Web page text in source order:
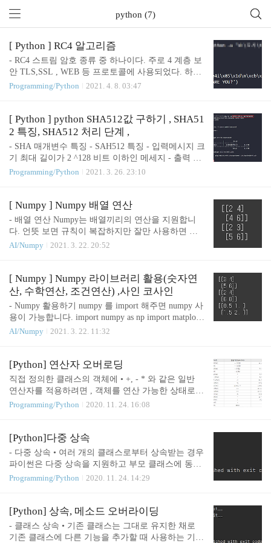
python (7)
[ Python ] RC4 알고리즘
- RC4 스트림 암호 종류 중 하나이다. 주로 4 계층 보
안 TLS,SSL , WEB 등 프로토콜에 사용되었다. 하지
만 현재 취약점이 발견되어 권장하는 프로토콜은 아
라 해당 값을 키 스트림을 사용하여 평문과 XOR연산
으로 암호화한다. 이 후 두 개의 위치만 바꾸어 섞은
후 다시 특정 위치의 바이트를 키스트림으로 반복하
여 사용한다. RC4 알고리즘을 짜기위해 www.youtub
e.com/watch?v=kfdvlaOD1ig&t=172s영상을 참고했다.
def msg_enc(msg,s): # 암호문을 XOR 한번 더하여 복
Programming/Python 2021. 4. 8. 03:47
[ Python ] python SHA512값 구하기 , SHA51
2 특징, SHA512 처리 단계 ,
- SHA 매개변수 특징 - SAH512 특징 - 입력메시지 크
기 최대 길이가 2 ^128 비트 이하인 메세지 - 출력 51
2비트 해시 - 처리 단위 1024비트 블록 - SHA-512 처
버퍼 초기화(Initialize MD buffer) 4단계 : 1024-비트
블록 메시지 처리 (Process message in 1024-bit blocks)
5단계 : 출력(Output) - 패딩 비트 붙이기 - 길이 붙이
암호화 라이브러리 pycryptodome 다운로드사용자로
Programming/Python 2021. 3. 26. 23:10
[ Numpy ] Numpy 배열 연산
- 배열 연산 Numpy는 배열끼리의 연산을 지원합니
다. 언뜻 보면 규칙이 복잡하지만 잘만 사용하면 상
당히 복잡한 기능도 배열끼리의 연산으로 간단히 구
rray( [[1],[2]]) # shape : (2,1) print( na1 + na2 ) print( n
a1 + na3 ) Numpy 의 배열끼리의 연산은 같은 동일 차
원(x축, y축등.. ) 길이가 같거나 또는 한쪽이 1일때
허용됩니다. 단 차원의 크기다 다를때는 앞의 차원은
1로 간주됩니다. 아래에는 서로 연산이 가능한 쉐이
프의 예가 나와있습니다. (2,2) ..
AI/Numpy 2021. 3. 22. 20:52
[ Numpy ] Numpy 라이브러리 활용(숫자연
산, 수학연산, 조건연산) ,사인 코사인
- Numpy 활용하기 numpy 를 import 해주면 numpy 사
용이 가능합니다. import numpy as np import matplotli
b.pyplot as plt - 숫자 연산 narr = np.array([[1,2],[3,4]])
전체에 대해 사용할 수 있도록 여러 수학적 함수를
지원합니다. 컴퓨터에서 삼각함수가 왜 필요할까요?
삼각함수는 어떠한 주기성을 가진 데이터를 표현하
로 이루어집니다. 입력값은 일반적인 360도 수치가
AI/Numpy 2021. 3. 22. 11:32
[Python] 연산자 오버로딩
직접 정의한 클래스의 객체에 • +, - * 와 같은 일반
연산자를 적용하려면 , 객체를 연산 가능한 상태로
만들어야 함 • 연산자 오버로딩을 통해 이를 구현 
복으로 정의하는 것  파이썬에서는 특정 이름의 메
소드를 재정의하면 연산 자 중복정의 구현 - 매직 메
소드 미리 정의된 수치 연산자 class NumBox: def __in
+ 100) # n+100은 객체 + 100 임 그래서 에러 # 에러
elf.num = num def..
Programming/Python 2020. 11. 24. 16:08
[Python]다중 상속
- 다중 상속 • 여러 개의 클래스로부터 상속받는 경우
파이썬은 다중 상속을 지원하고 부모 클래스에 동일
한 메소드나 속성이 있을 때는 왼쪽에서부터 우선권
스명 1, 기반 클래스명 2): 코드 여러 개의 클래스로
부터 상속받는 경우 class Person: def greeting(self): pri
nt("안녕하세요") class University: def manage_credit(se
Programming/Python 2020. 11. 24. 14:29
[Python] 상속, 메소드 오버라이딩
- 클래스 상속 • 기존 클래스는 그대로 유지한 채로
기존 클래스에 다른 기능을 추가할 때 사용하는 기능